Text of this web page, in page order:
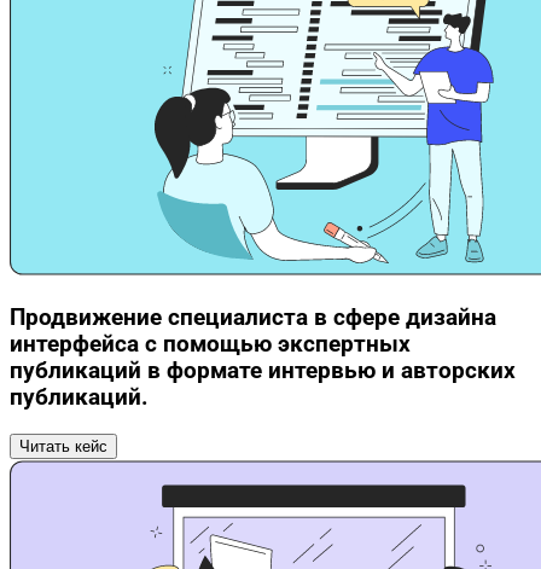
Продвижение специалиста в сфере дизайна
интерфейса с помощью экспертных
публикаций в формате интервью и авторских
публикаций.
Читать кейс